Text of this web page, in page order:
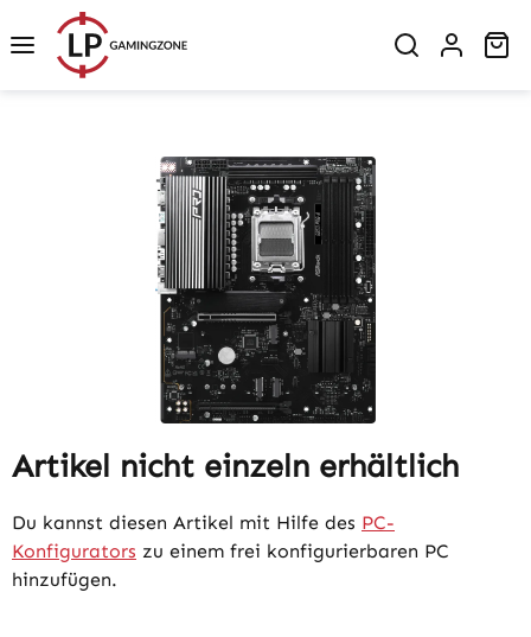
Zum Hauptinhalt springen
Bildergalerie überspringen
Artikel nicht einzeln erhältlich
Du kannst diesen Artikel mit Hilfe des PC-
Konfigurators zu einem frei konfigurierbaren PC
hinzufügen.